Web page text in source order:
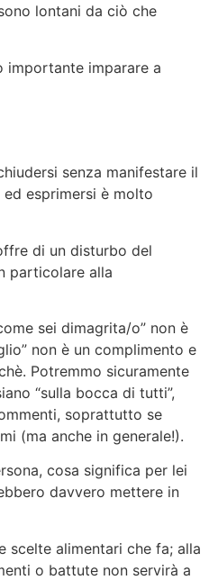
lontani da ciò che
importante imparare a
senza manifestare il
esprimersi è molto
di un disturbo del
particolare alla
sei dimagrita/o” non è
non è un complimento e
Potremmo sicuramente
“sulla bocca di tutti”,
soprattutto se
(ma anche in generale!).
cosa significa per lei
davvero mettere in
scelte alimentari che fa; alla
o battute non servirà a